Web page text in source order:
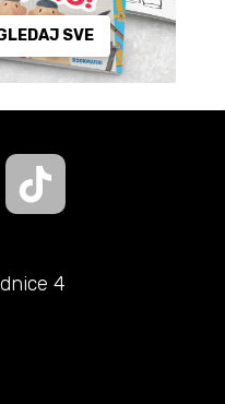
SVE
4